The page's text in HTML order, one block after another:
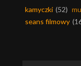
kamyczki (52)
seans filmowy